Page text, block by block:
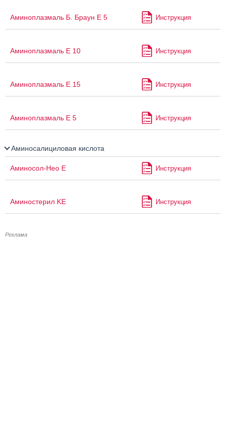
Аминоплазмаль Б. Браун Е 5 Инструкция
Аминоплазмаль Е 10 Инструкция
Аминоплазмаль Е 15 Инструкция
Аминоплазмаль Е 5 Инструкция
Аминосалициловая кислота
Аминосол-Нео Е Инструкция
Аминостерил KE Инструкция
Реклама